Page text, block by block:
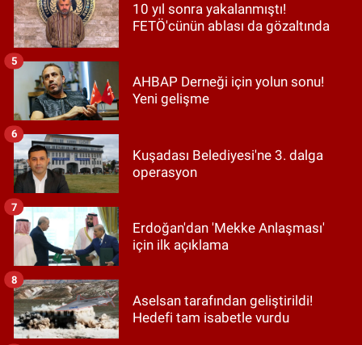
10 yıl sonra yakalanmıştı!
FETÖ'cünün ablası da gözaltında
AHBAP Derneği için yolun sonu!
Yeni gelişme
5
Kuşadası Belediyesi'ne 3. dalga
operasyon
6
Erdoğan'dan 'Mekke Anlaşması'
için ilk açıklama
7
Aselsan tarafından geliştirildi!
Hedefi tam isabetle vurdu
8